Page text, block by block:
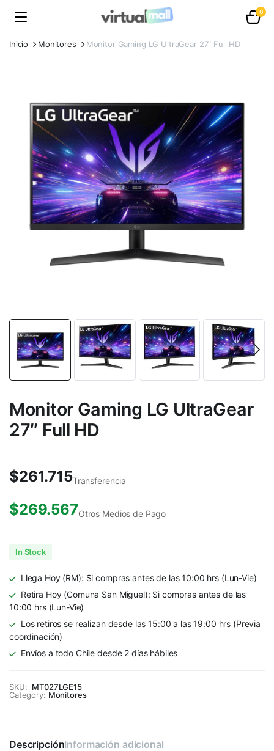
0
Inicio Monitores Monitor Gaming LG UltraGear 27″ Full HD
Monitor Gaming LG UltraGear
27″ Full HD
$261.715Transferencia
$269.567Otros Medios de Pago
In Stock
Llega Hoy (RM): Si compras antes de las 10:00 hrs (Lun-Vie)
Retira Hoy (Comuna San Miguel): Si compras antes de las
10:00 hrs (Lun-Vie)
Los retiros se realizan desde las 15:00 a las 19:00 hrs (Previa
coordinación)
Envíos a todo Chile desde 2 días hábiles
SKU: MT027LGE15
Category: Monitores
DescripciónInformación adicional